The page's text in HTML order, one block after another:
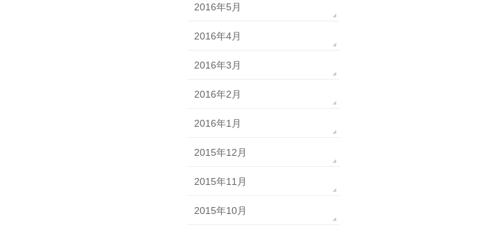
2016年5月
2016年4月
2016年3月
2016年2月
2016年1月
2015年12月
2015年11月
2015年10月